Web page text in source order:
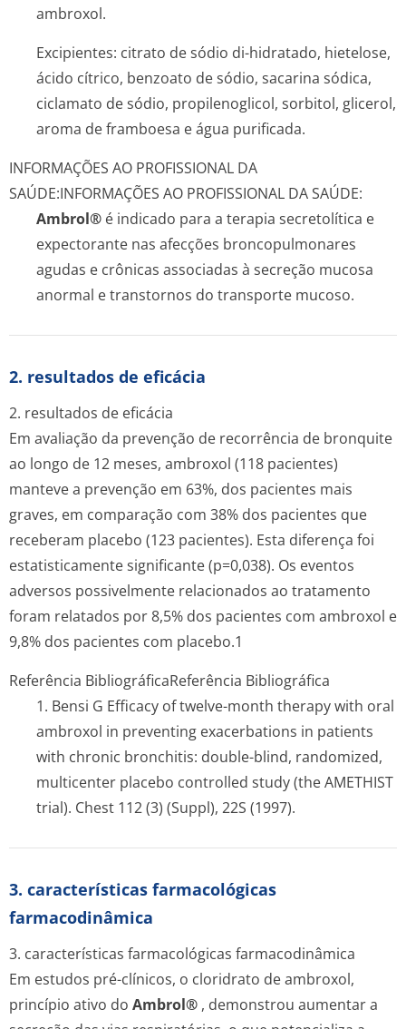
ambroxol.
Excipientes: citrato de sódio di-hidratado, hietelose,
ácido cítrico, benzoato de sódio, sacarina sódica,
ciclamato de sódio, propilenoglicol, sorbitol, glicerol,
aroma de framboesa e água purificada.
INFORMAÇÕES AO PROFISSIONAL DA
SAÚDE:INFORMAÇÕES AO PROFISSIONAL DA SAÚDE:
Ambrol® é indicado para a terapia secretolítica e
expectorante nas afecções broncopulmonares
agudas e crônicas associadas à secreção mucosa
anormal e transtornos do transporte mucoso.
2. resultados de eficácia
2. resultados de eficácia
Em avaliação da prevenção de recorrência de bronquite
ao longo de 12 meses, ambroxol (118 pacientes)
manteve a prevenção em 63%, dos pacientes mais
graves, em comparação com 38% dos pacientes que
receberam placebo (123 pacientes). Esta diferença foi
estatisticamente significante (p=0,038). Os eventos
adversos possivelmente relacionados ao tratamento
foram relatados por 8,5% dos pacientes com ambroxol e
9,8% dos pacientes com placebo.1
Referência BibliográficaReferência Bibliográfica
1. Bensi G Efficacy of twelve-month therapy with oral
ambroxol in preventing exacerbations in patients
with chronic bronchitis: double-blind, randomized,
multicenter placebo controlled study (the AMETHIST
trial). Chest 112 (3) (Suppl), 22S (1997).
3. características farmacológicas
farmacodinâmica
3. características farmacológicas farmacodinâmica
Em estudos pré-clínicos, o cloridrato de ambroxol,
princípio ativo do Ambrol® , demonstrou aumentar a